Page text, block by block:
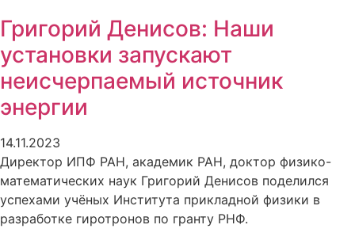
Григорий Денисов: Наши
установки запускают
неисчерпаемый источник
энергии
14.11.2023
Директор ИПФ РАН, академик РАН, доктор физико-
математических наук Григорий Денисов поделился
успехами учёных Института прикладной физики в
разработке гиротронов по гранту РНФ.